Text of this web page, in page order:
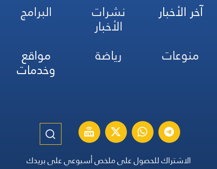
آخر الأخبار نشرات
الأخبار
البرامج
منوعات
رياضة مواقع
وخدمات
الاشتراك للحصول على ملخص أسبوعي على بريدك